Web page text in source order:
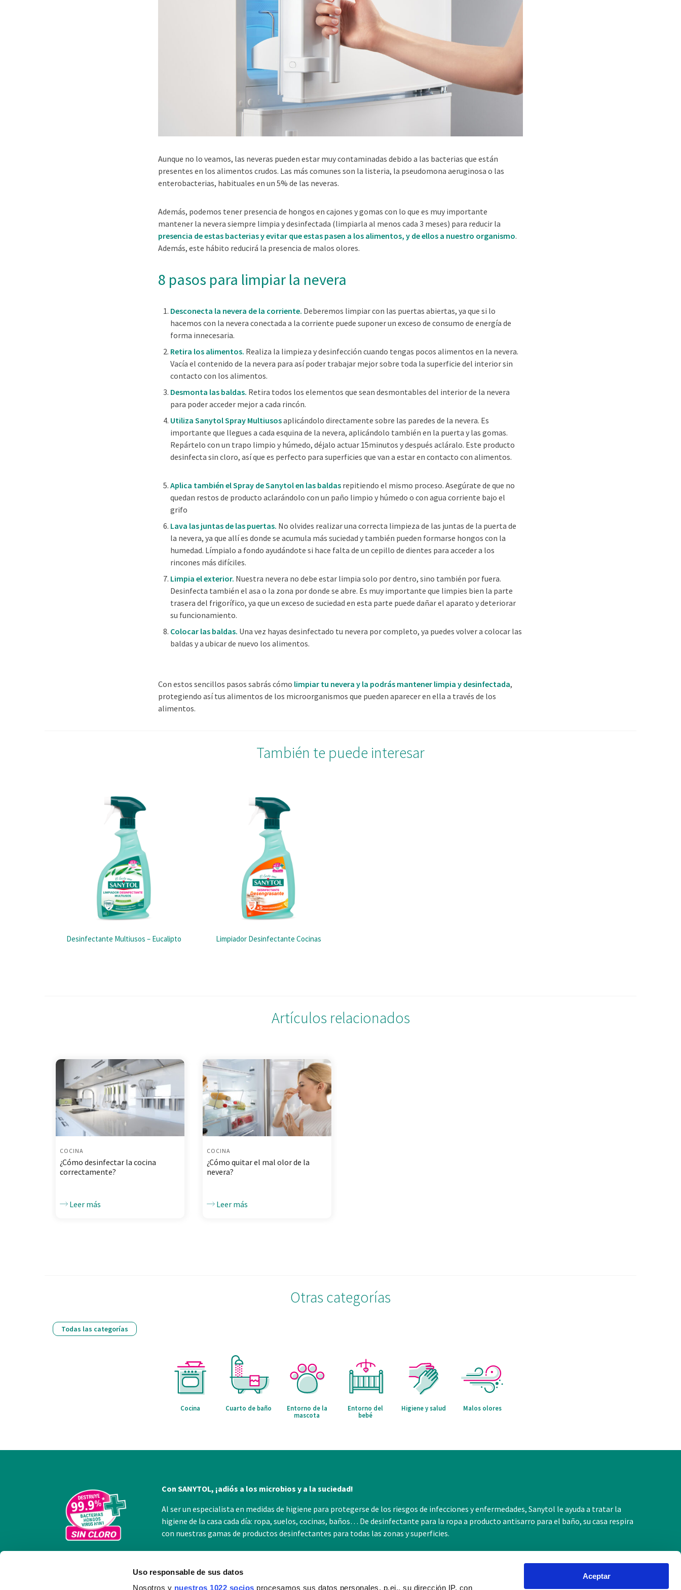
Uso responsable de sus datos
Nosotros y nuestros 1022 socios procesamos sus datos personales, p.ej., su dirección IP, con
Aceptar
Aunque no lo veamos, las neveras pueden estar muy contaminadas debido a las bacterias que están
presentes en los alimentos crudos. Las más comunes son la listeria, la pseudomona aeruginosa o las
enterobacterias, habituales en un 5% de las neveras.
Además, podemos tener presencia de hongos en cajones y gomas con lo que es muy importante
mantener la nevera siempre limpia y desinfectada (limpiarla al menos cada 3 meses) para reducir la
presencia de estas bacterias y evitar que estas pasen a los alimentos, y de ellos a nuestro organismo.
Además, este hábito reducirá la presencia de malos olores.
8 pasos para limpiar la nevera
Desconecta la nevera de la corriente. Deberemos limpiar con las puertas abiertas, ya que si lo
hacemos con la nevera conectada a la corriente puede suponer un exceso de consumo de energía de
forma innecesaria.
Retira los alimentos. Realiza la limpieza y desinfección cuando tengas pocos alimentos en la nevera.
Vacía el contenido de la nevera para así poder trabajar mejor sobre toda la superficie del interior sin
contacto con los alimentos.
Desmonta las baldas. Retira todos los elementos que sean desmontables del interior de la nevera
para poder acceder mejor a cada rincón.
Utiliza Sanytol Spray Multiusosaplicándolo directamente sobre las paredes de la nevera. Es
importante que llegues a cada esquina de la nevera, aplicándolo también en la puerta y las gomas.
Repártelo con un trapo limpio y húmedo, déjalo actuar 15minutos y después acláralo. Este producto
desinfecta sin cloro, así que es perfecto para superficies que van a estar en contacto con alimentos.
Aplica también el Spray de Sanytol en las baldas repitiendo el mismo proceso. Asegúrate de que no
quedan restos de producto aclarándolo con un paño limpio y húmedo o con agua corriente bajo el
grifo
Lava las juntas de las puertas. No olvides realizar una correcta limpieza de las juntas de la puerta de
la nevera, ya que allí es donde se acumula más suciedad y también pueden formarse hongos con la
humedad. Límpialo a fondo ayudándote si hace falta de un cepillo de dientes para acceder a los
rincones más difíciles.
Limpia el exterior. Nuestra nevera no debe estar limpia solo por dentro, sino también por fuera.
Desinfecta también el asa o la zona por donde se abre. Es muy importante que limpies bien la parte
trasera del frigorífico, ya que un exceso de suciedad en esta parte puede dañar el aparato y deteriorar
su funcionamiento.
Colocar las baldas. Una vez hayas desinfectado tu nevera por completo, ya puedes volver a colocar las
baldas y a ubicar de nuevo los alimentos.
Con estos sencillos pasos sabrás cómo limpiar tu nevera y la podrás mantener limpia y desinfectada,
protegiendo así tus alimentos de los microorganismos que pueden aparecer en ella a través de los
alimentos.
También te puede interesar
Desinfectante Multiusos – Eucalipto Limpiador Desinfectante Cocinas
Artículos relacionados
COCINA
¿Cómo desinfectar la cocina
correctamente?
Leer más
COCINA
¿Cómo quitar el mal olor de la
nevera?
Leer más
Otras categorías
Todas las categorías
Cocina Cuarto de baño
Entorno de la
mascota
Entorno del
bebé
Higiene y salud Malos olores
Con SANYTOL, ¡adiós a los microbios y a la suciedad!
Al ser un especialista en medidas de higiene para protegerse de los riesgos de infecciones y enfermedades, Sanytol le ayuda a tratar la
higiene de la casa cada día: ropa, suelos, cocinas, baños… De desinfectante para la ropa a producto antisarro para el baño, su casa respira
con nuestras gamas de productos desinfectantes para todas las zonas y superficies.